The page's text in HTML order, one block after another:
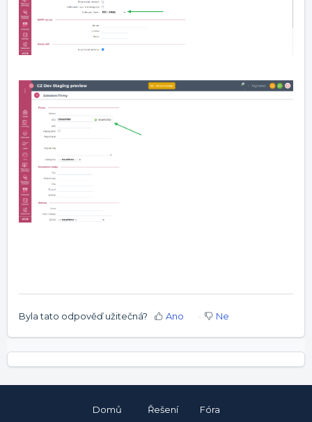
Byla tato odpověď užitečná? Ano Ne
Domů Řešení Fóra